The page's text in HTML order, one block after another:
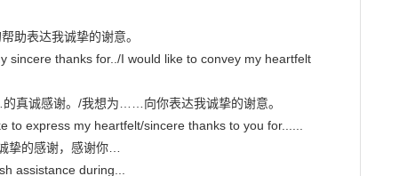
助表达我诚挚的谢意。
sincere thanks for../I would like to convey my heartfelt
真诚感谢。/我想为……向你表达我诚挚的谢意。
to express my heartfelt/sincere thanks to you for......
挚的感谢，感谢你…
assistance during...